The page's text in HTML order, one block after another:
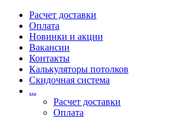
Расчет доставки
Оплата
Новинки и акции
Вакансии
Контакты
Калькуляторы потолков
Скидочная система
...
Расчет доставки
Оплата